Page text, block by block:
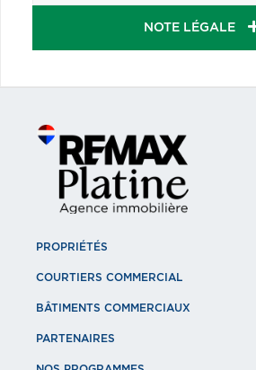
NOTE LÉGALE
PROPRIÉTÉS
COURTIERS COMMERCIAL
BÂTIMENTS COMMERCIAUX
PARTENAIRES